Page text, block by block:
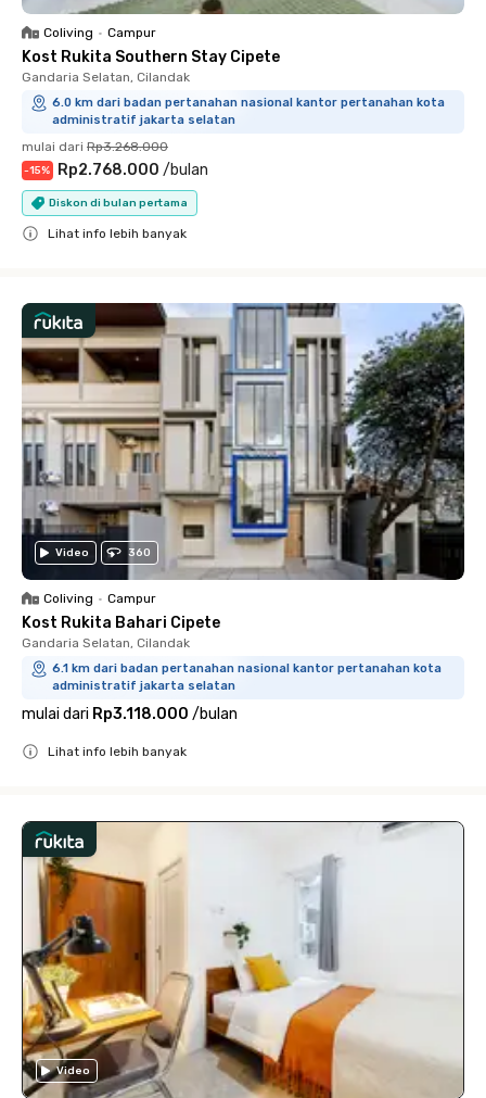
Coliving • Campur
Kost Rukita Southern Stay Cipete
Gandaria Selatan, Cilandak
6.0 km dari badan pertanahan nasional kantor pertanahan kota
administratif jakarta selatan
mulai dari Rp3.268.000
-15% Rp2.768.000 /bulan
Diskon di bulan pertama
Lihat info lebih banyak
Video 360
Coliving • Campur
Kost Rukita Bahari Cipete
Gandaria Selatan, Cilandak
6.1 km dari badan pertanahan nasional kantor pertanahan kota
administratif jakarta selatan
mulai dari Rp3.118.000 /bulan
Lihat info lebih banyak
Video